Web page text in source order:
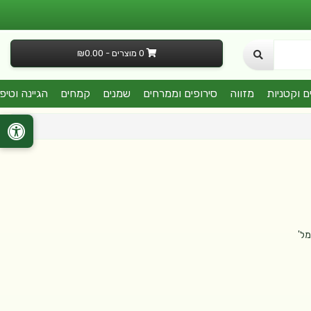
0 מוצרים - ₪0.00
וקטניות מזווה סירופים וממרחים שמנים קמחים הגיינה